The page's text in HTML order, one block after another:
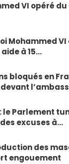
VI opéré
Mohammed
aide à 15…
bloqués en
le Parlement
excuses à…
des
engouement